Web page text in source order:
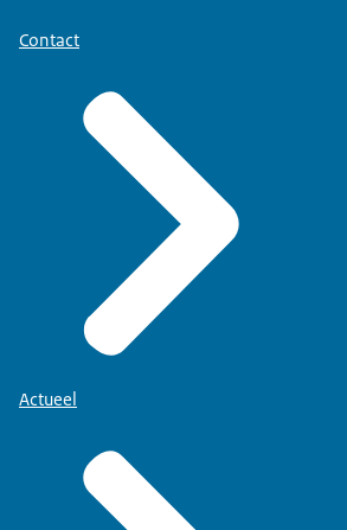
Contact
Actueel